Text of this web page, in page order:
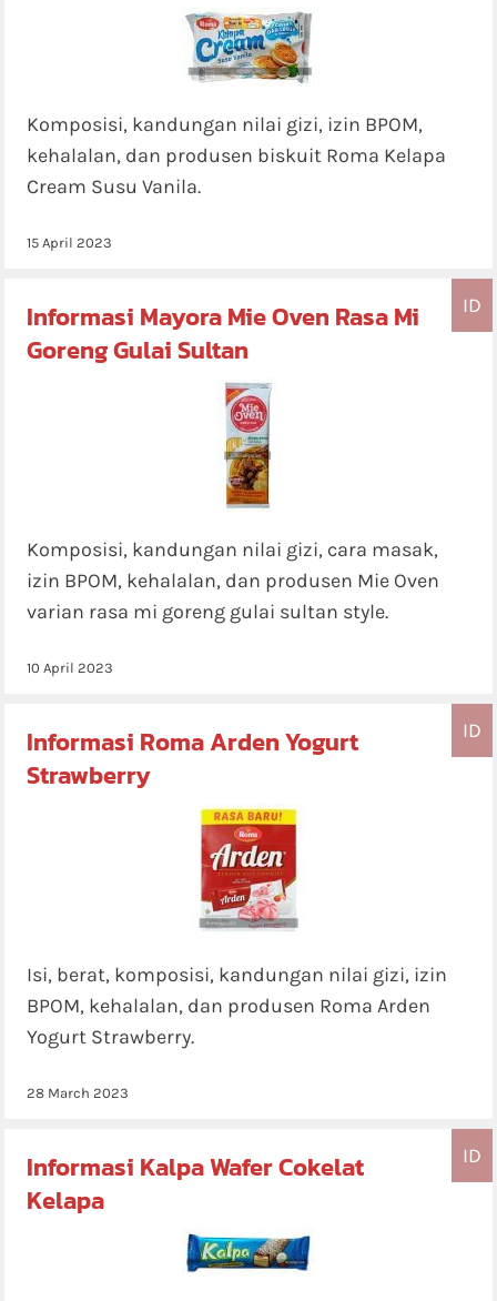
Komposisi, kandungan nilai gizi, izin BPOM,
kehalalan, dan produsen biskuit Roma Kelapa
Cream Susu Vanila.
15 April 2023
ID
Informasi Mayora Mie Oven Rasa Mi
Goreng Gulai Sultan
Komposisi, kandungan nilai gizi, cara masak,
izin BPOM, kehalalan, dan produsen Mie Oven
varian rasa mi goreng gulai sultan style.
10 April 2023
ID
Informasi Roma Arden Yogurt
Strawberry
Isi, berat, komposisi, kandungan nilai gizi, izin
BPOM, kehalalan, dan produsen Roma Arden
Yogurt Strawberry.
28 March 2023
ID
Informasi Kalpa Wafer Cokelat
Kelapa